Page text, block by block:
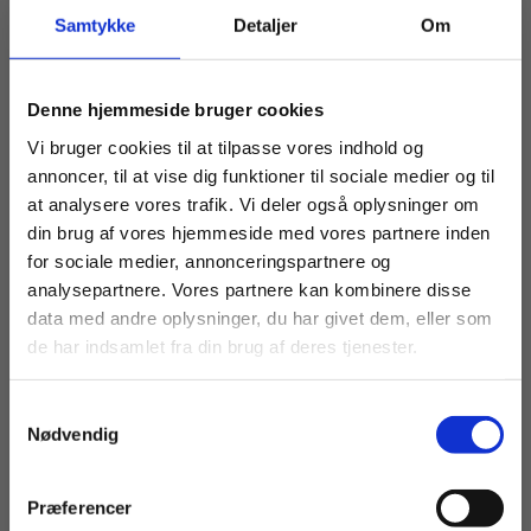
Samtykke Detaljer Om
Denne hjemmeside bruger cookies
Vi bruger cookies til at tilpasse vores indhold og
annoncer, til at vise dig funktioner til sociale medier og til
at analysere vores trafik. Vi deler også oplysninger om
din brug af vores hjemmeside med vores partnere inden
for sociale medier, annonceringspartnere og
analysepartnere. Vores partnere kan kombinere disse
data med andre oplysninger, du har givet dem, eller som
de har indsamlet fra din brug af deres tjenester.
Nødvendig
Præferencer
Fra
35,00 KR.
Fra
139,00 KR.
2 formater
Køb læremidler og find masterclasses mm.
Fortsæt som:
For privatkunder og
studerende. Du får
vist priser inkl.
For institutioner og
virksomheder. Du
får vist priser ekskl.